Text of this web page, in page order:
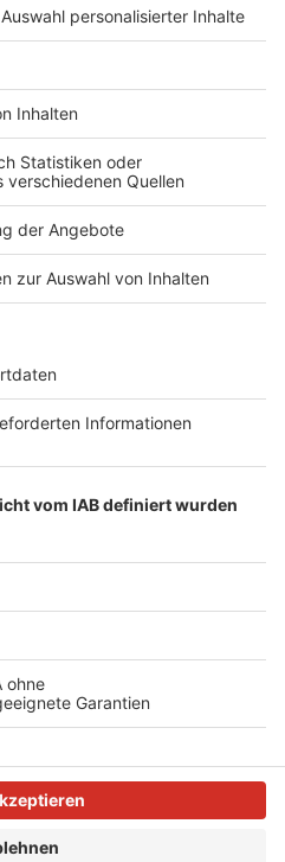
bis 12. Januar 2025
bis 26. Januar 2025
Januar 2025
bis 2. Februar 2025
Februar 2025
bis 2. Februar 2025
Februar 2025
Februar 2025
wann 50% der
die jeweilige Region